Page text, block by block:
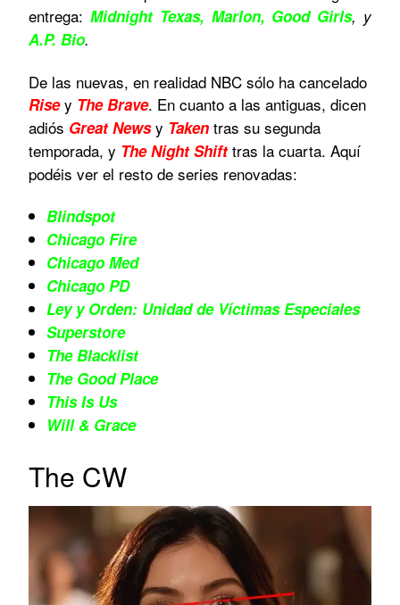
entrega: Midnight Texas, Marlon, Good Girls, y
A.P. Bio.
De las nuevas, en realidad NBC sólo ha cancelado
Rise y The Brave. En cuanto a las antiguas, dicen
adiós Great Newsy Taken tras su segunda
temporada, y The Night Shift tras la cuarta. Aquí
podéis ver el resto de series renovadas:
Blindspot
Chicago Fire
Chicago Med
Chicago PD
Ley y Orden: Unidad de Víctimas Especiales
Superstore
The Blacklist
The Good Place
This Is Us
Will & Grace
The CW